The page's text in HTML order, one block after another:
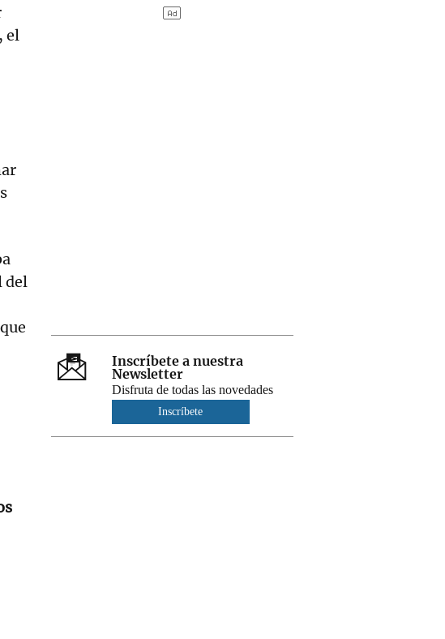
el
del
Inscríbete a nuestra
Newsletter
Disfruta de todas las novedades
Inscríbete